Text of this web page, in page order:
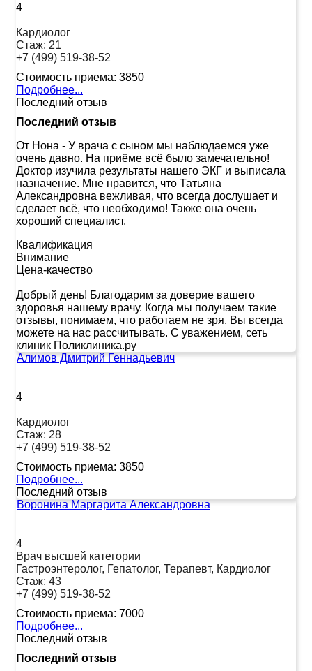
4
Кардиолог
Стаж: 21
+7 (499) 519-38-52
Стоимость приема: 3850
Подробнее...
Последний отзыв
Последний отзыв
От Нона - У врача с сыном мы наблюдаемся уже
очень давно. На приёме всё было замечательно!
Доктор изучила результаты нашего ЭКГ и выписала
назначение. Мне нравится, что Татьяна
Александровна вежливая, что всегда дослушает и
сделает всё, что необходимо! Также она очень
хороший специалист.
Квалификация
Внимание
Цена-качество
Добрый день! Благодарим за доверие вашего
здоровья нашему врачу. Когда мы получаем такие
отзывы, понимаем, что работаем не зря. Вы всегда
можете на нас рассчитывать. С уважением, сеть
клиник Поликлиника.ру
Алимов Дмитрий Геннадьевич
4
Кардиолог
Стаж: 28
+7 (499) 519-38-52
Стоимость приема: 3850
Подробнее...
Последний отзыв
Воронина Маргарита Александровна
4
Врач высшей категории
Гастроэнтеролог, Гепатолог, Терапевт, Кардиолог
Стаж: 43
+7 (499) 519-38-52
Стоимость приема: 7000
Подробнее...
Последний отзыв
Последний отзыв